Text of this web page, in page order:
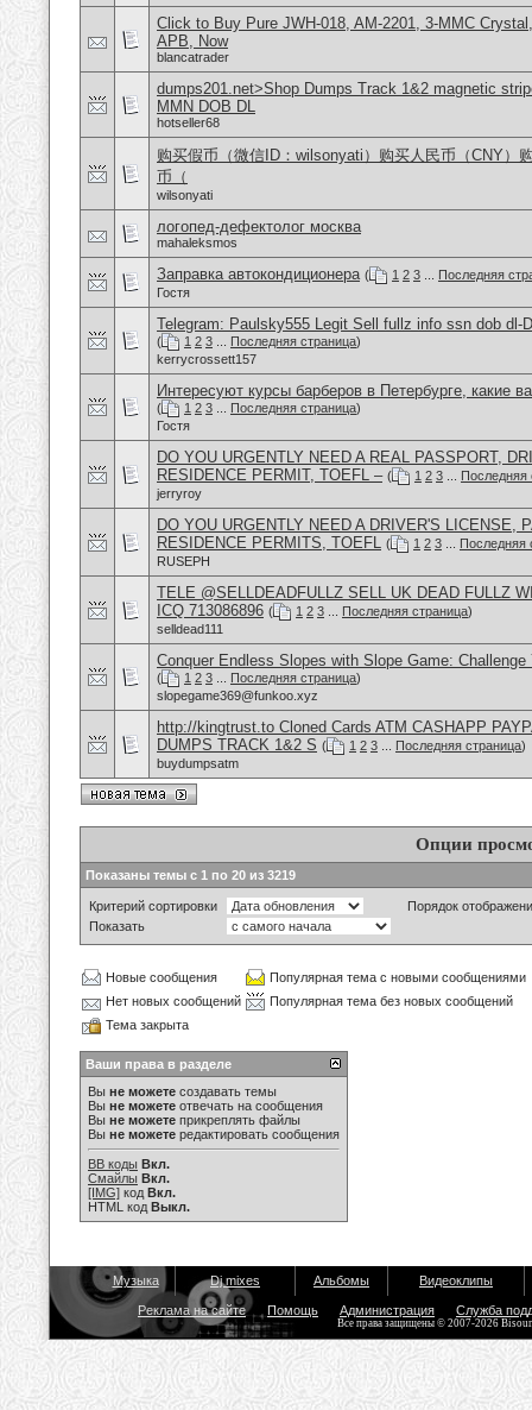
Click to Buy Pure JWH-018, AM-2201, 3-MMC
APB, Now
blancatrader
dumps201.net>Shop Dumps Track 1&2 magnetic
MMN DOB DL
hotseller68
购买假币（微信ID：wilsonyati）购买人民币（CNY）
币（
wilsonyati
логопед-дефектолог москва
mahaleksmos
Заправка автокондиционера ( 1 2 3
Последняя
Гостя
Telegram: Paulsky555 Legit Sell fullz info ssn dob dl-
( 1 2 3 Последняя страница)
kerrycrossett157
Интересуют курсы барберов в Петербурге, какие
( 1 2 3 Последняя страница)
Гостя
DO YOU URGENTLY NEED A REAL PASSPORT,
RESIDENCE PERMIT, TOEFL – ( 1 2 3
Последняя
jerryroy
DO YOU URGENTLY NEED A DRIVER'S LICENSE,
RESIDENCE PERMITS, TOEFL ( 1 2 3
Последняя
RUSEPH
TELE @SELLDEADFULLZ SELL UK DEAD FULLZ
ICQ 713086896 ( 1 2 3 Последняя страница)
selldead111
Conquer Endless Slopes with Slope Game:
( 1 2 3 Последняя страница)
slopegame369@funkoo.xyz
http://kingtrust.to Cloned Cards ATM CASHAPP
DUMPS TRACK 1&2 S ( 1 2 3 Последняя страница)
buydumpsatm
Опции
Показаны темы с 1 по 20 из 3219
Критерий сортировки
Порядок
Показать
Новые сообщения
Популярная тема с новыми сообщениями
Нет новых сообщений
Популярная тема без новых сообщений
Тема закрыта
Ваши права в разделе
Вы не можете создавать темы
Вы не можете отвечать на сообщения
Вы не можете прикреплять файлы
Вы не можете редактировать сообщения
BB коды Вкл.
Смайлы Вкл.
[IMG] код Вкл.
HTML код Выкл.
Музыка Dj mixes Альбомы Видеоклипы
Реклама на сайте Помощь Администрация Служба
Все права защищены © 2007-2026